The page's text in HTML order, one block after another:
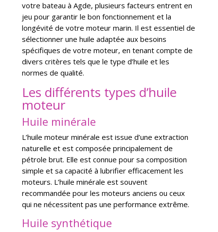
votre bateau à Agde, plusieurs facteurs entrent en
jeu pour garantir le bon fonctionnement et la
longévité de votre moteur marin. Il est essentiel de
sélectionner une huile adaptée aux besoins
spécifiques de votre moteur, en tenant compte de
divers critères tels que le type d’huile et les
normes de qualité.
Les différents types d’huile
moteur
Huile minérale
L’huile moteur minérale est issue d’une extraction
naturelle et est composée principalement de
pétrole brut. Elle est connue pour sa composition
simple et sa capacité à lubrifier efficacement les
moteurs. L’huile minérale est souvent
recommandée pour les moteurs anciens ou ceux
qui ne nécessitent pas une performance extrême.
Huile synthétique